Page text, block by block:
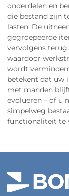
onderdelen en
die bestand zijn
lasten. De
gegroepeerde
vervolgens terug
waardoor
wordt
betekent dat uw
met manden
evolueren – of u
simpelweg
functionaliteit te